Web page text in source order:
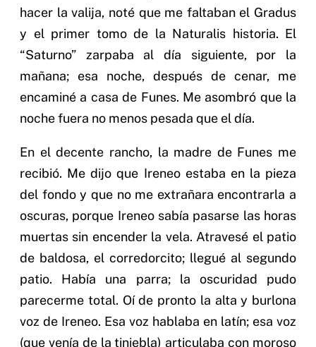
hacer la valija, noté que me faltaban el Gradus
y el primer tomo de la Naturalis historia. El
“Saturno” zarpaba al día siguiente, por la
mañana; esa noche, después de cenar, me
encaminé a casa de Funes. Me asombró que la
noche fuera no menos pesada que el día.
En el decente rancho, la madre de Funes me
recibió. Me dijo que Ireneo estaba en la pieza
del fondo y que no me extrañara encontrarla a
oscuras, porque Ireneo sabía pasarse las horas
muertas sin encender la vela. Atravesé el patio
de baldosa, el corredorcito; llegué al segundo
patio. Había una parra; la oscuridad pudo
parecerme total. Oí de pronto la alta y burlona
voz de Ireneo. Esa voz hablaba en latín; esa voz
(que venía de la tiniebla) articulaba con moroso